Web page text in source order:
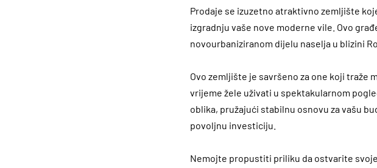
Prodaje se izuzetno atraktivno zemljište
izgradnju vaše nove moderne vile. Ovo
novourbaniziranom dijelu naselja u blizini
Ovo zemljište je savršeno za one koji traže
vrijeme žele uživati u spektakularnom
oblika, pružajući stabilnu osnovu za vašu
povoljnu investiciju.
Nemojte propustiti priliku da ostvarite